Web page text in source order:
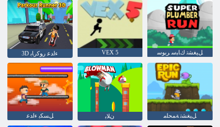
3D ءﺍﺪﻋ ﺭﻮﻛﺭﺎﺑ VEX 5 ﻞﻴﻐﺸﺗ ﻙﺎﺒﺳ ﺮﺑﻮﺳ
ﻞﺴﻜﺑ ءﺍﺪﻋ ﻥﻼ ﺑ ﻞﻴﻐﺸﺗ ﺔﻤﺤﻠﻣ